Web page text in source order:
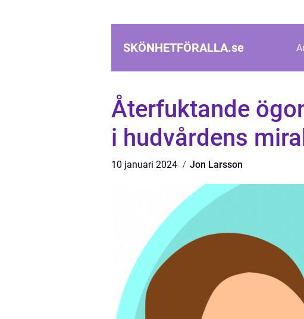
SKÖNHETFÖRALLA.se
Återfuktande
i hudvårdens
10 januari 2024 Jon Larsson